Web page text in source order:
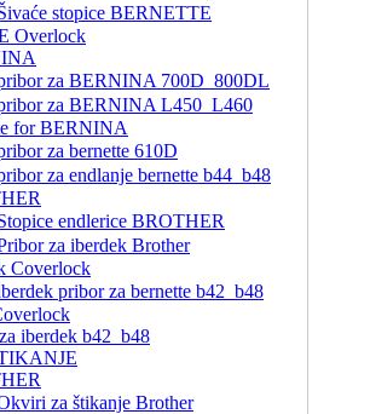
stopice BERNETTE
Overlock
za BERNINA 700D_800DL
za BERNINA L450_L460
for BERNINA
za bernette 610D
za endlanje bernette b44_b48
endlerice BROTHER
za iberdek Brother
Coverlock
pribor za bernette b42_b48
iberdek b42_b48
za štikanje Brother